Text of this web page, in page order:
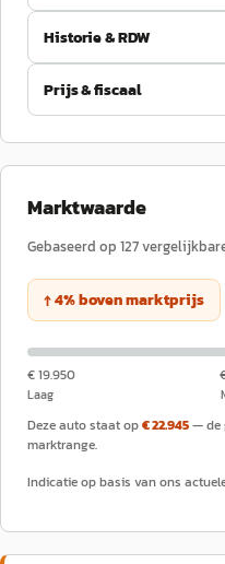
Historie & RDW
Prijs & fiscaal
Marktwaarde
Gebaseerd op 127
↑4%bovenmarktprijs
€ 19.950
Laag
Deze auto staat op€ 22.945— de
marktrange.
Indicatie op basis van ons